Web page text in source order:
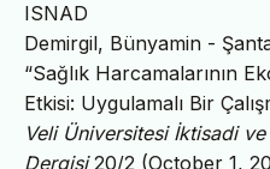
ISNAD
Demirgil, Bünyamin -
“Sağlık Harcamalarının
Etkisi: Uygulamalı Bir
Veli Üniversitesi İktisadi
Dergisi20/2 (October 1,